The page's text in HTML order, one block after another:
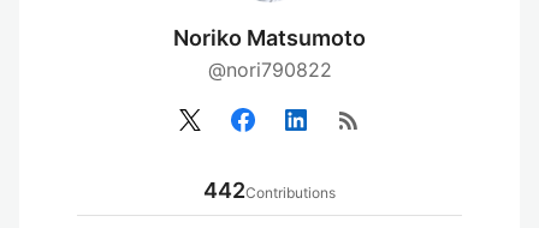
Noriko Matsumoto
@nori790822
rss_feed
442Contributions